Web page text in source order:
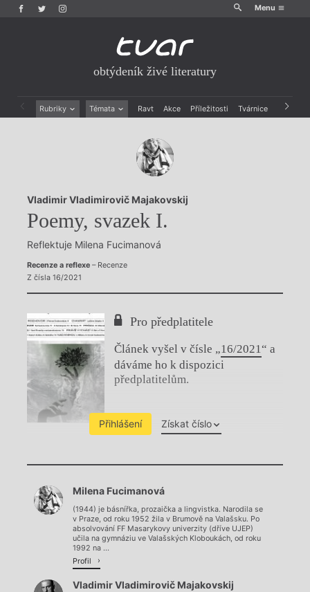
Menu
obtýdeník živé literatury
Rubriky Témata Ravt Akce Příležitosti Tvárnice Archiv
Rozhovory
Dokument
Výroční ceny
Vladimir Vladimirovič Majakovskij
Poemy, svazek I.
Reflektuje Milena Fucimanová
Recenze a reflexe– Recenze
Z čísla 16/2021
Pro předplatitele
Článek vyšel v čísle „16/2021“ a
dáváme ho k dispozici
předplatitelům.
Přihlášení Získat číslo
Chviličku.
Načítá se.
Milena Fucimanová
(1944) je básnířka, prozaička a lingvistka. Narodila se
v Praze, od roku 1952 žila v Brumově na Valašsku. Po
absolvování FF Masarykovy univerzity (dříve UJEP)
učila na gymnáziu ve Valašských Kloboukách, od roku
1992 na ...
Profil
Vladimir Vladimirovič Majakovskij